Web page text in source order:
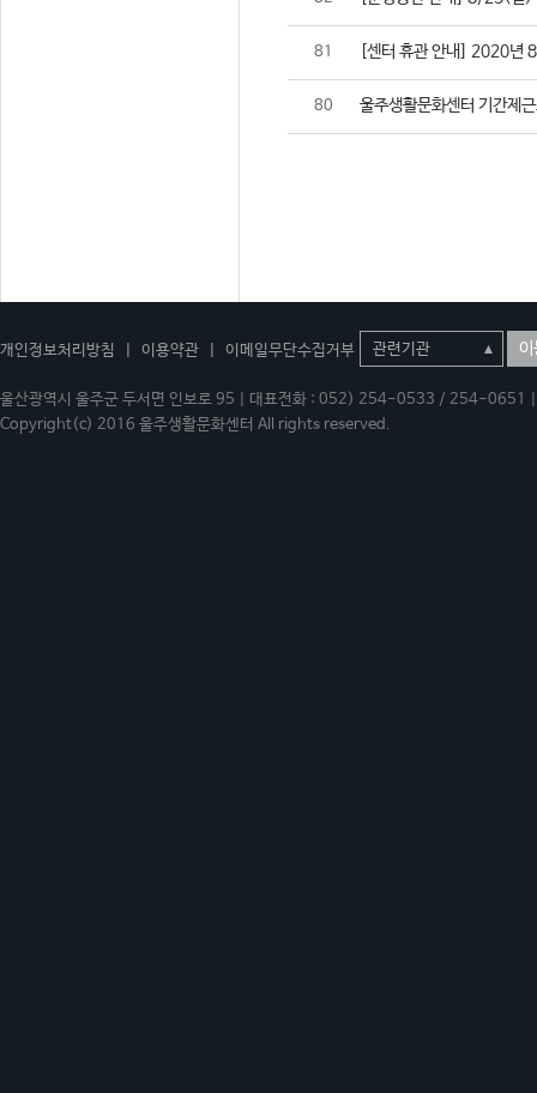
81 [센터 휴관 안내] 2020년
80 울주생활문화센터 기간제
개인정보처리방침 이용약관 이메일무단수집거부 이
울산광역시 울주군 두서면 인보로 95 | 대표전화 : 052) 254-0533 / 254-
Copyright(c) 2016 울주생활문화센터 All rights reserved.